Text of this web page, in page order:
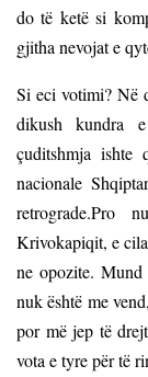
do të ketë si
gjitha nevojat e
Si eci votimi? Në
dikush kundra
çuditshmja ishte
nacionale
retrograde.Pro
Krivokapiqit, e
ne opozite.
nuk është me
por më jep të
vota e tyre për të